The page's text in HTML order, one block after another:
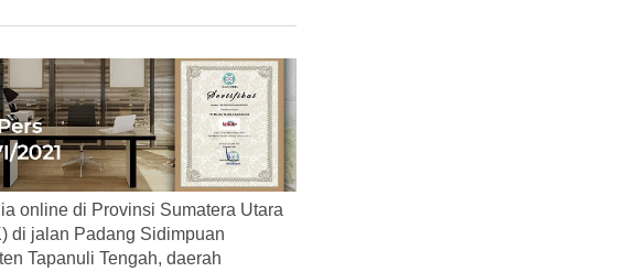
online di Provinsi Sumatera Utara
di jalan Padang Sidimpuan
Tapanuli Tengah, daerah